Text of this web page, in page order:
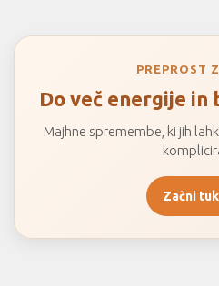
PREPROST
Do več energije in
Majhne spremembe, ki jih
Začni